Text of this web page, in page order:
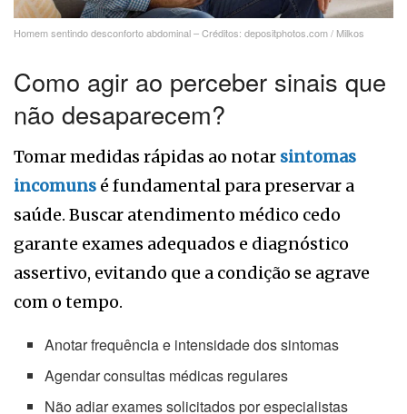
Homem sentindo desconforto abdominal – Créditos: depositphotos.com / Milkos
Como agir ao perceber sinais que
não desaparecem?
Tomar medidas rápidas ao notar sintomas
incomuns é fundamental para preservar a
saúde. Buscar atendimento médico cedo
garante exames adequados e diagnóstico
assertivo, evitando que a condição se agrave
com o tempo.
Anotar frequência e intensidade dos sintomas
Agendar consultas médicas regulares
Não adiar exames solicitados por especialistas